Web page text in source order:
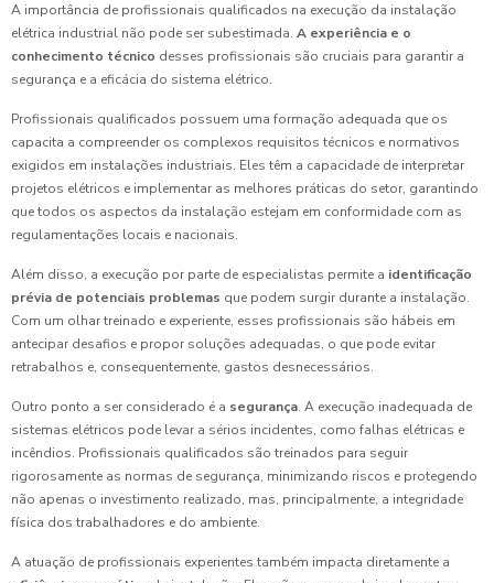
A importância de profissionais qualificados na execução da instalação
elétrica industrial não pode ser subestimada. A experiência e o
conhecimento técnico desses profissionais são cruciais para garantir a
segurança e a eficácia do sistema elétrico.
Profissionais qualificados possuem uma formação adequada que os
capacita a compreender os complexos requisitos técnicos e normativos
exigidos em instalações industriais. Eles têm a capacidade de interpretar
projetos elétricos e implementar as melhores práticas do setor, garantindo
que todos os aspectos da instalação estejam em conformidade com as
regulamentações locais e nacionais.
Além disso, a execução por parte de especialistas permite a identificação
prévia de potenciais problemas que podem surgir durante a instalação.
Com um olhar treinado e experiente, esses profissionais são hábeis em
antecipar desafios e propor soluções adequadas, o que pode evitar
retrabalhos e, consequentemente, gastos desnecessários.
Outro ponto a ser considerado é a segurança. A execução inadequada de
sistemas elétricos pode levar a sérios incidentes, como falhas elétricas e
incêndios. Profissionais qualificados são treinados para seguir
rigorosamente as normas de segurança, minimizando riscos e protegendo
não apenas o investimento realizado, mas, principalmente, a integridade
física dos trabalhadores e do ambiente.
A atuação de profissionais experientes também impacta diretamente a